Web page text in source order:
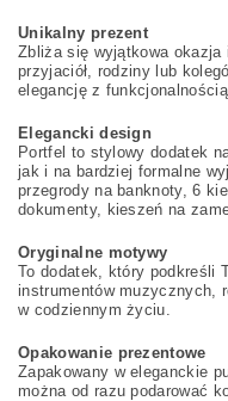
Unikalny prezent
Zbliża się wyjątkowa okazja
przyjaciół, rodziny lub
elegancję z
Elegancki design
Portfel to stylowy dodatek
jak i na bardziej formalne
przegrody na banknoty, 6
dokumenty, kieszeń na
Oryginalne motywy
To dodatek, który podkreśli
instrumentów muzycznych,
w codziennym życiu.
Opakowanie prezentowe
Zapakowany w eleganckie
można od razu podarować